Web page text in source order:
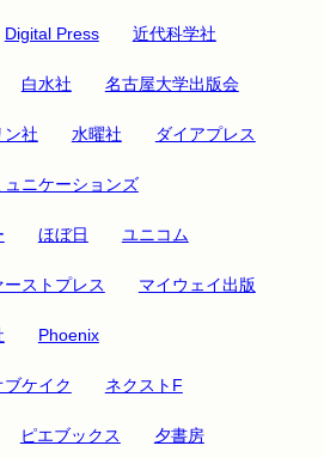
Digital Press 近代科学社
白水社 名古屋大学出版会
ン社 水曜社 ダイアプレス
ニケーションズ
ほぼ日 ユニコム
ーストプレス マイウェイ出版
Phoenix
ケイク ネクストF
ピエブックス 夕書房